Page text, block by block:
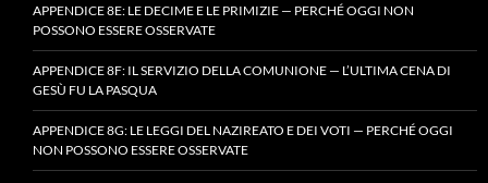
APPENDICE 8E: LE DECIME E LE PRIMIZIE — PERCHÉ OGGI NON
POSSONO ESSERE OSSERVATE
APPENDICE 8F: IL SERVIZIO DELLA COMUNIONE — L’ULTIMA CENA DI
GESÙ FU LA PASQUA
APPENDICE 8G: LE LEGGI DEL NAZIREATO E DEI VOTI — PERCHÉ OGGI
NON POSSONO ESSERE OSSERVATE